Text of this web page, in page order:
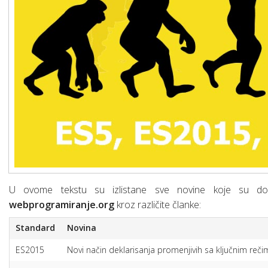
SQL osnovne naredbe (upiti)
Osnove linux-a za web developere
Šta je “Dependencies injection”?
Šta je SCRUM?
Web servisi (osnove)
Mrežni protokoli (osnove)
Mobilne aplikacije Razvoj mobilnih aplikacija
Hibridne mobilne aplikacije
Chrome DevTools
U ovome tekstu su izlistane sve novine koje su
webprogramiranje.org kroz različite članke:
Standard Novina
ES2015
Novi način deklarisanja promenjivih sa ključnim